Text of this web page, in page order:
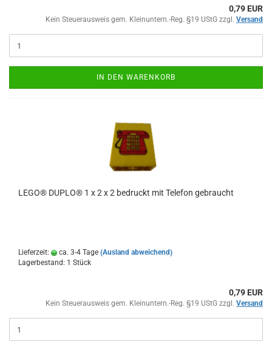
0,79 EUR
Kein Steuerausweis gem. Kleinuntern.-Reg. §19 UStG zzgl. Versand
IN DEN WARENKORB
LEGO® DUPLO® 1 x 2 x 2 bedruckt mit Telefon gebraucht
Lieferzeit: ca. 3-4 Tage (Ausland abweichend)
Lagerbestand: 1 Stück
0,79 EUR
Kein Steuerausweis gem. Kleinuntern.-Reg. §19 UStG zzgl. Versand